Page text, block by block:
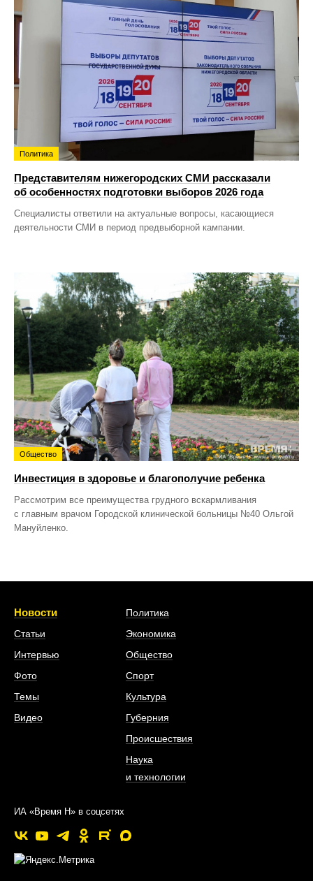
Политика
Представителям нижегородских СМИ рассказали
об особенностях подготовки выборов 2026 года
Специалисты ответили на актуальные вопросы, касающиеся
деятельности СМИ в период предвыборной кампании.
Общество
Инвестиция в здоровье и благополучие ребенка
Рассмотрим все преимущества грудного вскармливания
с главным врачом Городской клинической больницы №40 Ольгой
Мануйленко.
Новости
Статьи
Интервью
Фото
Темы
Видео
Политика
Экономика
Общество
Спорт
Культура
Губерния
Происшествия
Наука
и технологии
ИА «Время Н» в соцсетях